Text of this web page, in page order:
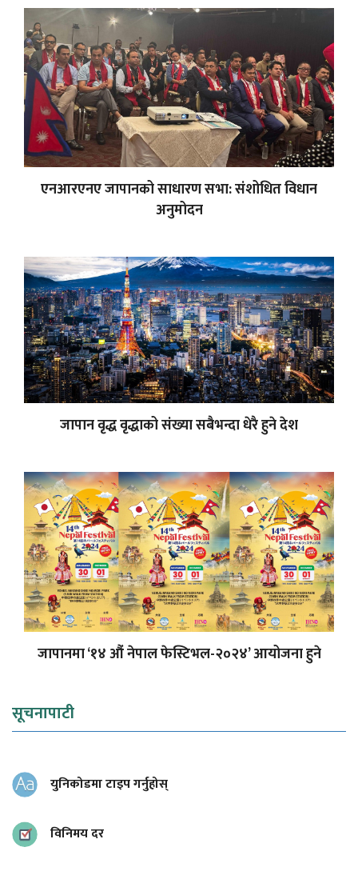
एनआरएनए जापानको साधारण सभा: संशोधित विधान
अनुमोदन
जापान वृद्ध वृद्धाको संख्या सबैभन्दा धेरै हुने देश
जापानमा ‘१४ औं नेपाल फेस्टिभल-२०२४’ आयोजना हुने
सूचनापाटी
युनिकोडमा टाइप गर्नुहोस्
विनिमय दर